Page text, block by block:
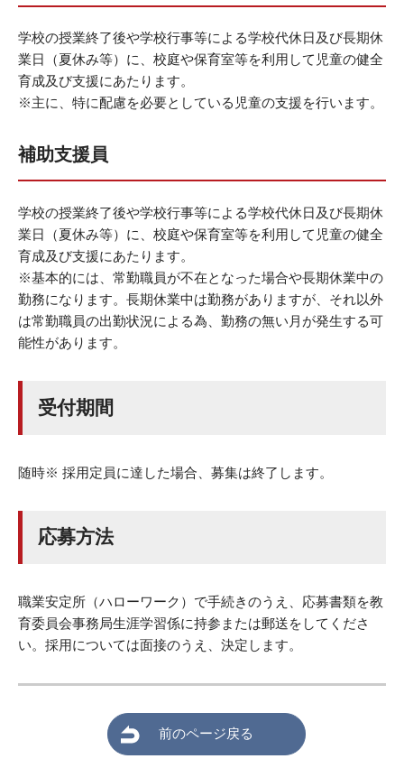
学校の授業終了後や学校行事等による学校代休日及び長期休
業日（夏休み等）に、校庭や保育室等を利用して児童の健全
育成及び支援にあたります。
※主に、特に配慮を必要としている児童の支援を行います。
補助支援員
学校の授業終了後や学校行事等による学校代休日及び長期休
業日（夏休み等）に、校庭や保育室等を利用して児童の健全
育成及び支援にあたります。
※基本的には、常勤職員が不在となった場合や長期休業中の
勤務になります。長期休業中は勤務がありますが、それ以外
は常勤職員の出勤状況による為、勤務の無い月が発生する可
能性があります。
受付期間
随時※ 採用定員に達した場合、募集は終了します。
応募方法
職業安定所（ハローワーク）で手続きのうえ、応募書類を教
育委員会事務局生涯学習係に持参または郵送をしてくださ
い。採用については面接のうえ、決定します。
前のページ戻る